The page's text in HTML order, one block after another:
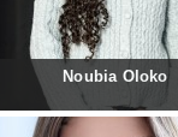
Noubia Oloko